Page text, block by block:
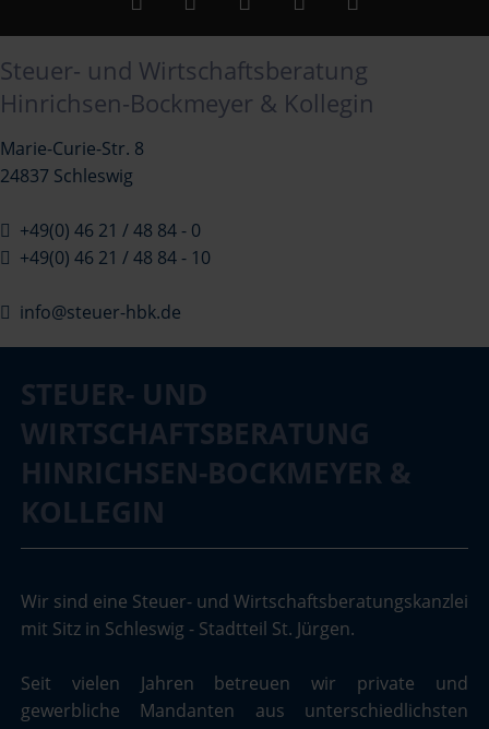
Twitter LinkedIn Google+Facebook RSS-
Feed
Steuer- und Wirtschaftsberatung
Hinrichsen-Bockmeyer & Kollegin
Marie-Curie-Str. 8
24837 Schleswig
+49(0) 46 21 / 48 84 - 0
+49(0) 46 21 / 48 84 - 10
info@steuer-hbk.de
STEUER- UND
WIRTSCHAFTSBERATUNG
HINRICHSEN-BOCKMEYER &
KOLLEGIN
Wir sind eine Steuer- und Wirtschaftsberatungskanzlei
mit Sitz in Schleswig - Stadtteil St. Jürgen.
Seit vielen Jahren betreuen wir private und
gewerbliche Mandanten aus unterschiedlichsten